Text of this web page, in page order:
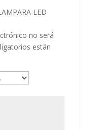
LED
no será
están